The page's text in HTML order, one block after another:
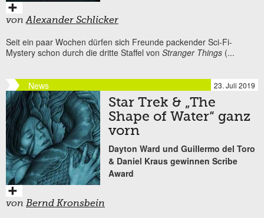
vonAlexander Schlicker
Seit ein paar Wochen dürfen sich Freunde packender Sci-Fi-
Mystery schon durch die dritte Staffel von Stranger Things (...
News 23. Juli 2019
Star Trek & „The
Shape of Water“ ganz
vorn
Dayton Ward und Guillermo del Toro
& Daniel Kraus gewinnen Scribe
Award
von Bernd Kronsbein